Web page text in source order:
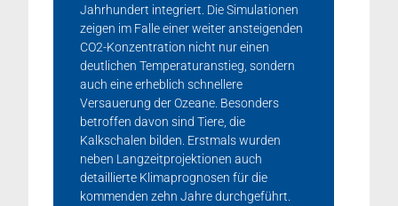
Jahrhundert integriert. Die Simulationen
zeigen im Falle einer weiter ansteigenden
CO2-Konzentration nicht nur einen
deutlichen Temperaturanstieg, sondern
auch eine erheblich schnellere
Versauerung der Ozeane. Besonders
betroffen davon sind Tiere, die
Kalkschalen bilden. Erstmals wurden
neben Langzeitprojektionen auch
detaillierte Klimaprognosen für die
kommenden zehn Jahre durchgeführt.